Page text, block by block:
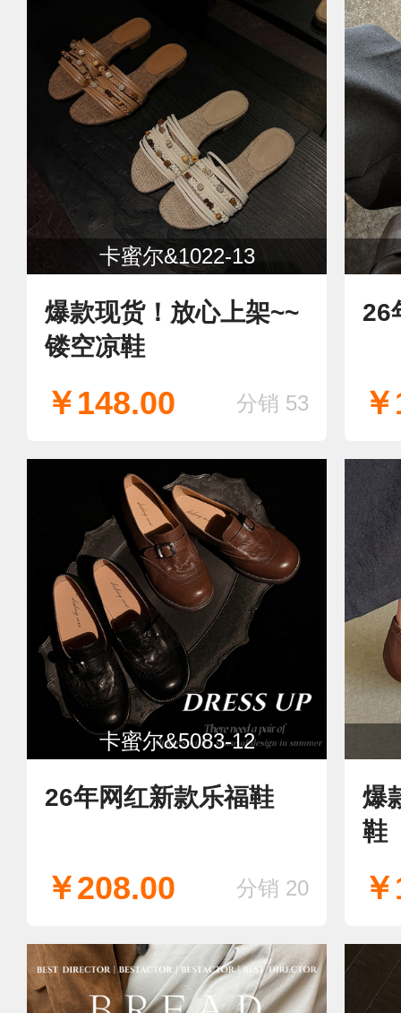
卡蜜尔&1022-13
爆款现货！放心上架~~
镂空凉鞋
￥148.00 分销 53
26
卡蜜尔&5083-12
26年网红新款乐福鞋
￥208.00 分销 20
爆
鞋